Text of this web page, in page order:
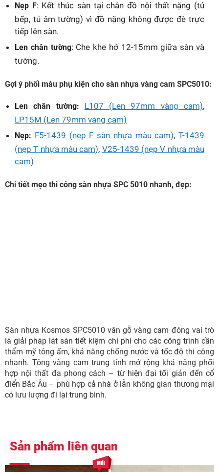
Nẹp F: Kết thúc sàn tại chân đồ nội thất nặng (tủ
bếp, tủ âm tường) vì đồ nặng không được đè trực
tiếp lên sàn.
Len chân tường: Che khe hở 12-15mm giữa sàn và
tường.
Gợi ý phối màu phụ kiện cho sàn nhựa vàng cam SPC5010:
Len chân tường: L107 (Len 97mm vàng cam),
LP15M (Len 79mm vàng cam)
Nẹp: F5-1439 (nẹp F sàn nhựa màu cam), T-1439
(nẹp T nhựa màu cam), V25-1439 (nẹp V nhựa màu
cam)
Chi tiết mẹo thi công sàn nhựa SPC 5010 nhanh, đẹp:
Sàn nhựa Kosmos SPC5010 vân gỗ vàng cam đóng vai trò
là giải pháp lát sàn tiết kiệm chi phí cho các công trình cần
thẩm mỹ tông ấm, khả năng chống nước và tốc độ thi công
nhanh. Tông vàng cam trung tính mở rộng khả năng phối
hợp nội thất đa phong cách – từ hiện đại tối giản đến cổ
điển Bắc Âu – phù hợp cả nhà ở lẫn không gian thương mại
có lưu lượng đi lại trung bình.
Sản phẩm liên quan